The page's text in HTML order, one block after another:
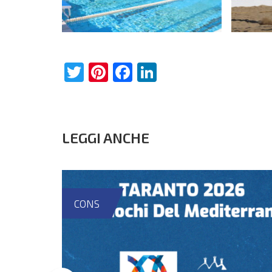
Twitter
Pinterest
Facebook
LEGGI ANCHE
CONS